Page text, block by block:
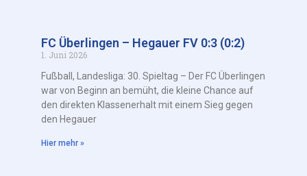
FC Überlingen – Hegauer FV 0:3 (0:2)
1. Juni 2026
Fußball, Landesliga: 30. Spieltag – Der FC Überlingen
war von Beginn an bemüht, die kleine Chance auf
den direkten Klassenerhalt mit einem Sieg gegen
den Hegauer
Hier mehr »